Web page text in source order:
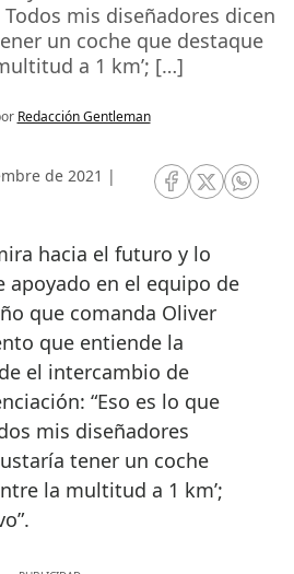
mis diseñadores dicen
un coche que destaque
a 1 km’; […]
Redacción Gentleman
de 2021 |
RRSS Facebook
RRSSRRSS
apoyado en el equipo de
que comanda Oliver
que entiende la
el intercambio de
“Eso es lo que
mis diseñadores
tener un coche
la multitud a 1 km’;